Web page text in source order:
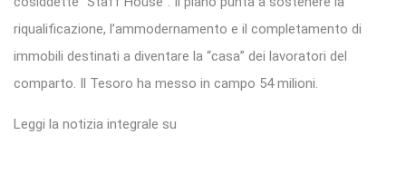
riqualificazione, l’ammodernamento e il completamento di
immobili destinati a diventare la “casa” dei lavoratori del
comparto. Il Tesoro ha messo in campo 54 milioni.
Leggi la notizia integrale su